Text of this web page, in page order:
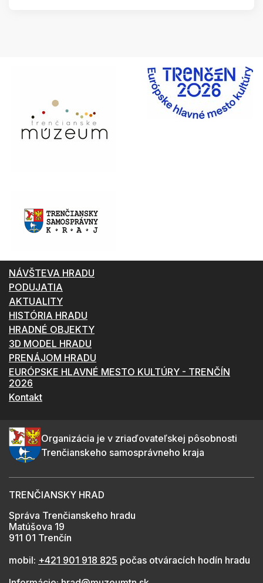
NÁVŠTEVA HRADU
PODUJATIA
AKTUALITY
HISTÓRIA HRADU
HRADNÉ OBJEKTY
3D MODEL HRADU
PRENÁJOM HRADU
EURÓPSKE HLAVNÉ MESTO KULTÚRY - TRENČÍN
2026
Kontakt
Organizácia je v zriaďovateľskej pôsobnosti
Trenčianskeho samosprávneho kraja
TRENČIANSKY HRAD
Správa Trenčianskeho hradu
Matúšova 19
911 01 Trenčín
mobil: +421 901 918 825 počas otváracích hodín hradu